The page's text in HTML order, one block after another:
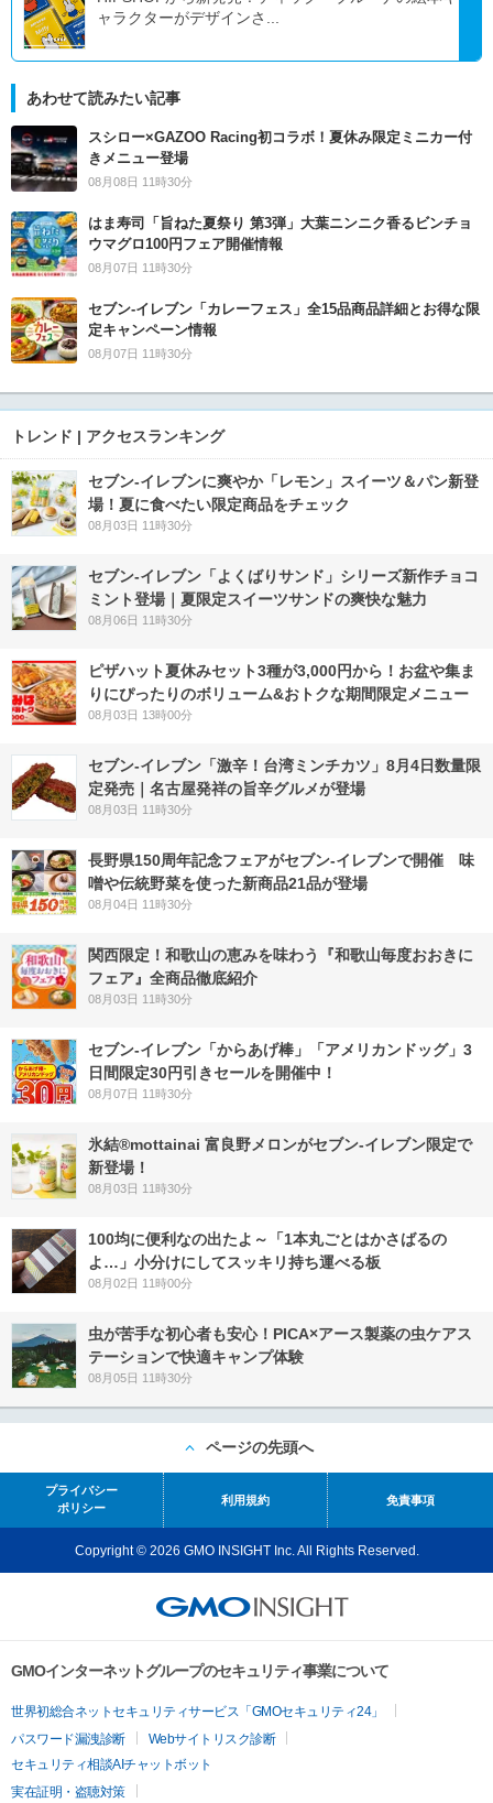
ャラクターがデザインさ...
あわせて読みたい記事
スシロー×GAZOO Racing初コラボ！夏休み限定ミニカー付
きメニュー登場
08月08日 11時30分
はま寿司「旨ねた夏祭り 第3弾」大葉ニンニク香るビンチョ
ウマグロ100円フェア開催情報
08月07日 11時30分
セブン‐イレブン「カレーフェス」全15品商品詳細とお得な限
定キャンペーン情報
08月07日 11時30分
トレンド | アクセスランキング
セブン‐イレブンに爽やか「レモン」スイーツ＆パン新登
場！夏に食べたい限定商品をチェック
08月03日 11時30分
セブン‐イレブン「よくばりサンド」シリーズ新作チョコ
ミント登場｜夏限定スイーツサンドの爽快な魅力
08月06日 11時30分
ピザハット夏休みセット3種が3,000円から！お盆や集ま
りにぴったりのボリューム&おトクな期間限定メニュー
08月03日 13時00分
セブン-イレブン「激辛！台湾ミンチカツ」8月4日数量限
定発売｜名古屋発祥の旨辛グルメが登場
08月03日 11時30分
長野県150周年記念フェアがセブン-イレブンで開催 味
噌や伝統野菜を使った新商品21品が登場
08月04日 11時30分
関西限定！和歌山の恵みを味わう『和歌山毎度おおきに
フェア』全商品徹底紹介
08月03日 11時30分
セブン‐イレブン「からあげ棒」「アメリカンドッグ」3
日間限定30円引きセールを開催中！
08月07日 11時30分
氷結®mottainai 富良野メロンがセブン‐イレブン限定で
新登場！
08月03日 11時30分
100均に便利なの出たよ～「1本丸ごとはかさばるの
よ…」小分けにしてスッキリ持ち運べる板
08月02日 11時00分
虫が苦手な初心者も安心！PICA×アース製薬の虫ケアス
テーションで快適キャンプ体験
08月05日 11時30分
ページの先頭へ
プライバシー
ポリシー
利用規約 免責事項
Copyright © 2026 GMO INSIGHT Inc. All Rights Reserved.
GMOインターネットグループのセキュリティ事業について
世界初総合ネットセキュリティサービス「GMOセキュリティ24」
パスワード漏洩診断
Webサイトリスク診断
セキュリティ相談AIチャットボット
実在証明・盗聴対策